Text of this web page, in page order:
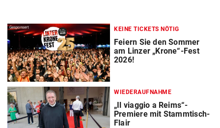
Gesponsert KEINE TICKETS NÖTIG
Feiern Sie den Sommer
am Linzer „Krone“-Fest
2026!
WIEDERAUFNAHME
„Il viaggio a Reims“-
Premiere mit Stammtisch-
Flair